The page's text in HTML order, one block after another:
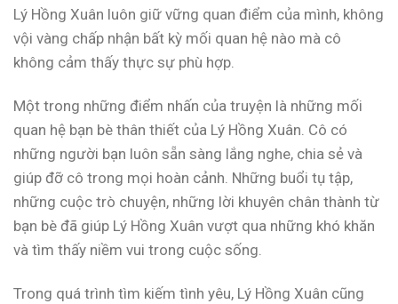
Lý Hồng Xuân luôn giữ vững quan điểm của mình, không
vội vàng chấp nhận bất kỳ mối quan hệ nào mà cô
không cảm thấy thực sự phù hợp.
Một trong những điểm nhấn của truyện là những mối
quan hệ bạn bè thân thiết của Lý Hồng Xuân. Cô có
những người bạn luôn sẵn sàng lắng nghe, chia sẻ và
giúp đỡ cô trong mọi hoàn cảnh. Những buổi tụ tập,
những cuộc trò chuyện, những lời khuyên chân thành từ
bạn bè đã giúp Lý Hồng Xuân vượt qua những khó khăn
và tìm thấy niềm vui trong cuộc sống.
Trong quá trình tìm kiếm tình yêu, Lý Hồng Xuân cũng